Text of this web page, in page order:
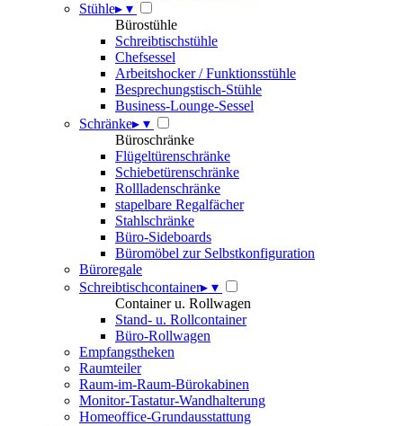
Stühle▸ ▾
Bürostühle
Schreibtischstühle
Chefsessel
Arbeitshocker / Funktionsstühle
Besprechungstisch-Stühle
Business-Lounge-Sessel
Schränke▸ ▾
Büroschränke
Flügeltürenschränke
Schiebetürenschränke
Rollladenschränke
stapelbare Regalfächer
Stahlschränke
Büro-Sideboards
Büromöbel zur Selbstkonfiguration
Büroregale
Schreibtischcontainer▸ ▾
Container u. Rollwagen
Stand- u. Rollcontainer
Büro-Rollwagen
Empfangstheken
Raumteiler
Raum-im-Raum-Bürokabinen
Monitor-Tastatur-Wandhalterung
Homeoffice-Grundausstattung